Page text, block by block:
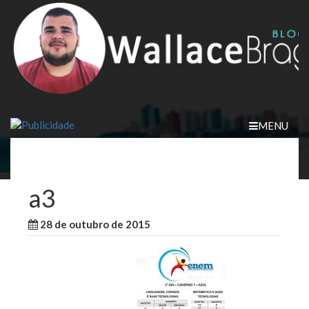
content
MENU
a3
28 de outubro de 2015